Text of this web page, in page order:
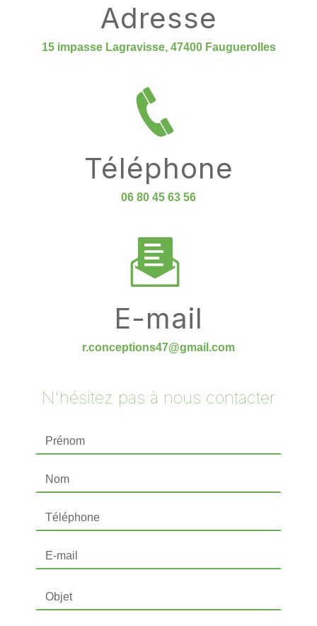
Adresse
15 impasse Lagravisse, 47400 Fauguerolles
Téléphone
06 80 45 63 56
E-mail
r.conceptions47@gmail.com
N'hésitez pas à nous contacter